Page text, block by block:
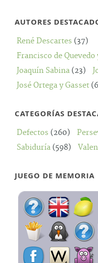
AUTORES
René Descartes (37)
Francisco de Quevedo
Joaquín Sabina (23)
José Ortega y Gasset
CATEGORÍAS
Defectos (260)
Sabiduría (598)
JUEGO DE MEMORIA